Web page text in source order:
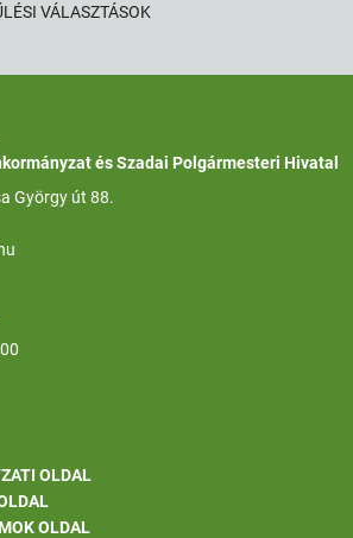
VÁLASZTÁSOK
és Szadai Polgármesteri Hivatal
György út 88.
OLDAL
OLDAL